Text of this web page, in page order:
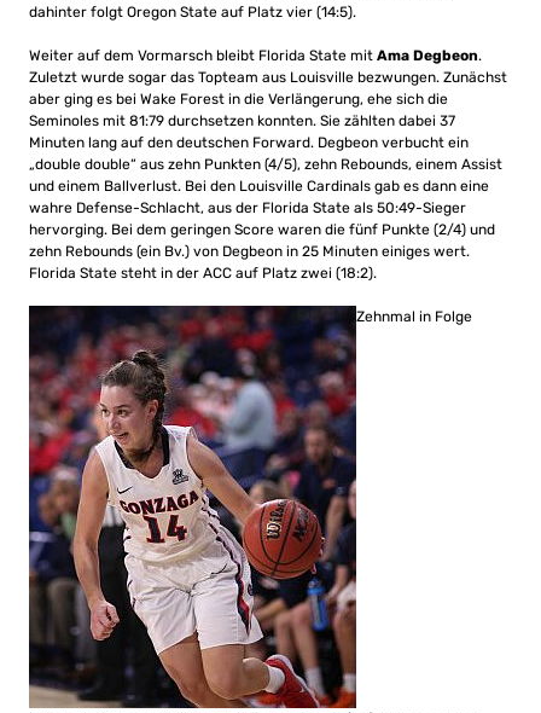
dahinter folgt Oregon State auf Platz vier (14:5).
Weiter auf dem Vormarsch bleibt Florida State mit Ama Degbeon.
Zuletzt wurde sogar das Topteam aus Louisville bezwungen. Zunächst
aber ging es bei Wake Forest in die Verlängerung, ehe sich die
Seminoles mit 81:79 durchsetzen konnten. Sie zählten dabei 37
Minuten lang auf den deutschen Forward. Degbeon verbucht ein
„double double“ aus zehn Punkten (4/5), zehn Rebounds, einem Assist
und einem Ballverlust. Bei den Louisville Cardinals gab es dann eine
wahre Defense-Schlacht, aus der Florida State als 50:49-Sieger
hervorging. Bei dem geringen Score waren die fünf Punkte (2/4) und
zehn Rebounds (ein Bv.) von Degbeon in 25 Minuten einiges wert.
Florida State steht in der ACC auf Platz zwei (18:2).
Zehnmal in Folge